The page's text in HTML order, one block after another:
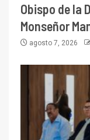
Obispo de la
Monseñor
agosto 7, 2026